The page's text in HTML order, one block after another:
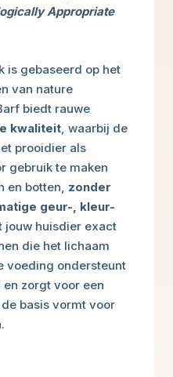
Appropriate
is gebaseerd op het
van nature
biedt rauwe
kwaliteit, waarbij de
prooidier als
gebruik te maken
en botten, zonder
geur-, kleur-
jouw huisdier exact
die het lichaam
voeding ondersteunt
zorgt voor een
basis vormt voor